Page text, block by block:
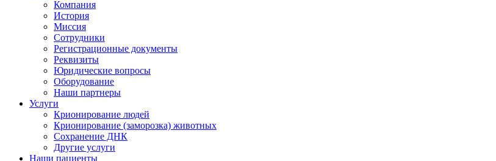
Компания
История
Миссия
Сотрудники
Регистрационные документы
Реквизиты
Юридические вопросы
Оборудование
Наши партнеры
Услуги
Крионирование людей
Крионирование (заморозка) животных
Сохранение ДНК
Другие услуги
Наши пациенты